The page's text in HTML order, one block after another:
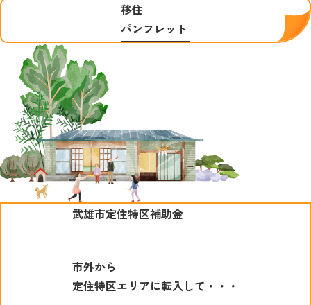
移住
パンフレット
武雄市定住特区補助金
市外から
定住特区エリアに転入して・・・